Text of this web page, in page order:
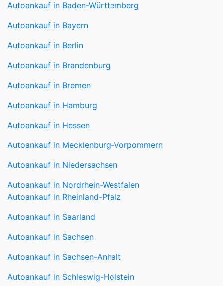
Autoankauf in Baden-Württemberg
Autoankauf in Bayern
Autoankauf in Berlin
Autoankauf in Brandenburg
Autoankauf in Bremen
Autoankauf in Hamburg
Autoankauf in Hessen
Autoankauf in Mecklenburg-Vorpommern
Autoankauf in Niedersachsen
Autoankauf in Nordrhein-Westfalen
Autoankauf in Rheinland-Pfalz
Autoankauf in Saarland
Autoankauf in Sachsen
Autoankauf in Sachsen-Anhalt
Autoankauf in Schleswig-Holstein